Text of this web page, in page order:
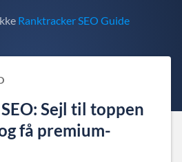
Ranktracker SEO Guide
Sejl til toppen
få premium-